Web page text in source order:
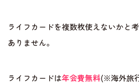
ライフカードを複数枚使えないかと
ありません。
ライフカードは年会費無料(※海外旅